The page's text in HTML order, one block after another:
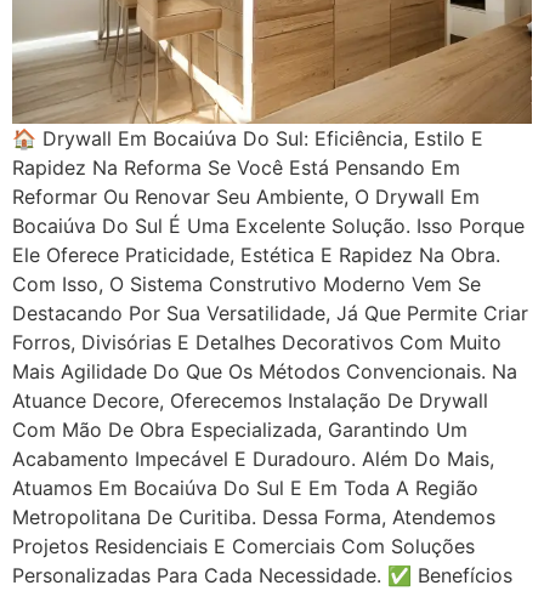
🏠 Drywall Em Bocaiúva Do Sul: Eficiência, Estilo E
Rapidez Na Reforma Se Você Está Pensando Em
Reformar Ou Renovar Seu Ambiente, O Drywall Em
Bocaiúva Do Sul É Uma Excelente Solução. Isso Porque
Ele Oferece Praticidade, Estética E Rapidez Na Obra.
Com Isso, O Sistema Construtivo Moderno Vem Se
Destacando Por Sua Versatilidade, Já Que Permite Criar
Forros, Divisórias E Detalhes Decorativos Com Muito
Mais Agilidade Do Que Os Métodos Convencionais. Na
Atuance Decore, Oferecemos Instalação De Drywall
Com Mão De Obra Especializada, Garantindo Um
Acabamento Impecável E Duradouro. Além Do Mais,
Atuamos Em Bocaiúva Do Sul E Em Toda A Região
Metropolitana De Curitiba. Dessa Forma, Atendemos
Projetos Residenciais E Comerciais Com Soluções
Personalizadas Para Cada Necessidade. ✅ Benefícios